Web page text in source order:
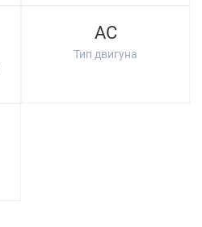
AC
Тип двигуна